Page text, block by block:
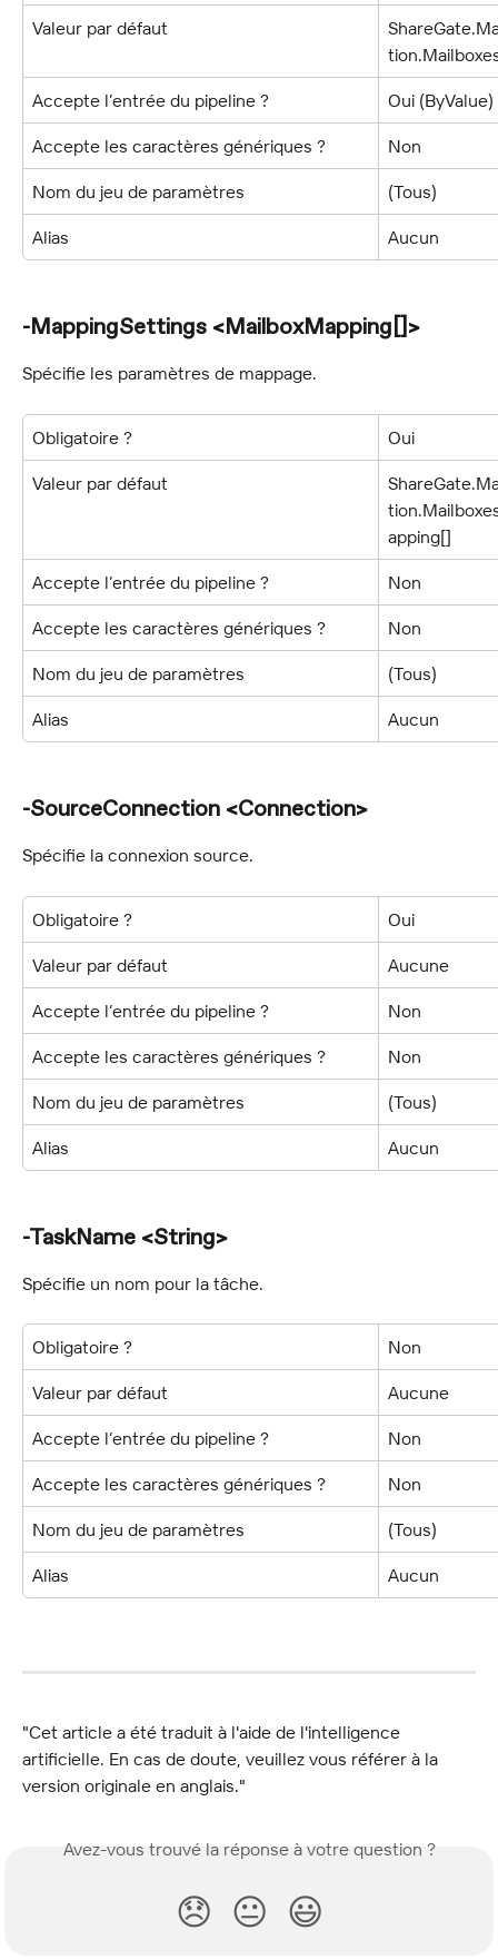
Valeur par défaut
Accepte l’entrée du pipeline ? Oui (ByValue)
Accepte les caractères génériques ? Non
Nom du jeu de paramètres (Tous)
Alias Aucun
-MappingSettings <MailboxMapping[]>
Spécifie les paramètres de mappage.
Obligatoire ? Oui
Valeur par défaut
apping[]
Accepte l’entrée du pipeline ? Non
Accepte les caractères génériques ? Non
Nom du jeu de paramètres (Tous)
Alias Aucun
-SourceConnection <Connection>
Spécifie la connexion source.
Obligatoire ? Oui
Valeur par défaut Aucune
Accepte l’entrée du pipeline ? Non
Accepte les caractères génériques ? Non
Nom du jeu de paramètres (Tous)
Alias Aucun
-TaskName <String>
Spécifie un nom pour la tâche.
Obligatoire ? Non
Valeur par défaut Aucune
Accepte l’entrée du pipeline ? Non
Accepte les caractères génériques ? Non
Nom du jeu de paramètres (Tous)
Alias Aucun
"Cet article a été traduit à l'aide de l'intelligence
artificielle. En cas de doute, veuillez vous référer à la
version originale en anglais."
Avez-vous trouvé la réponse à votre question ?
😞 😐 😃